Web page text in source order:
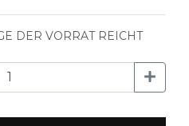
DER VORRAT REICHT